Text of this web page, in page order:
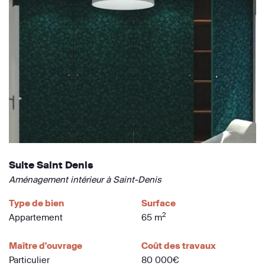
Suite Saint Denis
Aménagement intérieur à Saint-Denis
Type de bien
Appartement
Surface
65 m2
Maître d'ouvrage
Particulier
Coût des travaux
80 000€